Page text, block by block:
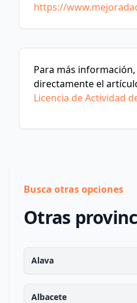
https://
Para más
directamente el
Licencia de Actividad
Busca otras opciones
Otras
Alava
Albacete